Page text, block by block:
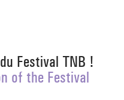
Festival TNB !
of the Festival